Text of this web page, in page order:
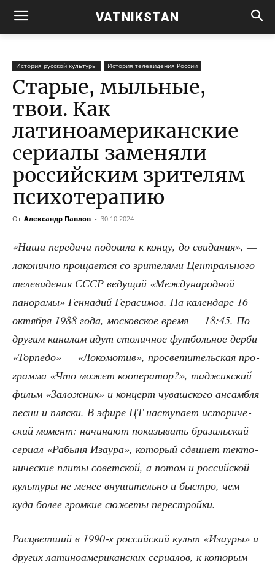
VATNIKSTAN
История русской культуры История телевидения России
Старые, мыльные,
твои. Как
латиноамериканские
сериалы заменяли
российским зрителям
психотерапию
От Александр Павлов - 30.10.2024
«Наша пере­да­ча подо­шла к кон­цу, до сви­да­ния», —
лако­нич­но про­ща­ет­ся со зри­те­ля­ми Цен­траль­но­го
теле­ви­де­ния СССР веду­щий «Меж­ду­на­род­ной
пано­ра­мы» Ген­на­дий Гера­си­мов. На кален­да­ре 16
октяб­ря 1988 года, мос­ков­ское вре­мя — 18:45. По
дру­гим кана­лам идут сто­лич­ное фут­боль­ное дер­би
«Тор­пе­до» — «Локо­мо­тив», про­све­ти­тель­ская про­
грам­ма «Что может коопе­ра­тор?», таджик­ский
фильм «Залож­ник» и кон­церт чуваш­ско­го ансам­бля
пес­ни и пляс­ки. В эфи­ре ЦТ насту­па­ет исто­ри­че­
ский момент: начи­на­ют пока­зы­вать бра­зиль­ский
сери­ал «Рабы­ня Иза­ура», кото­рый сдви­нет тек­то­
ни­че­ские пли­ты совет­ской, а потом и рос­сий­ской
куль­ту­ры не менее вну­ши­тель­но и быст­ро, чем
куда более гром­кие сюже­ты перестройки.
Рас­цвет­ший в 1990‑х рос­сий­ский культ «Иза­уры» и
дру­гих лати­но­аме­ри­кан­ских сери­а­лов, к кото­рым